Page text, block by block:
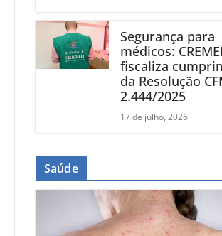
Segurança para
médicos:
fiscaliza
da Resolução
2.444/2025
17 de julho, 2026
Saúde